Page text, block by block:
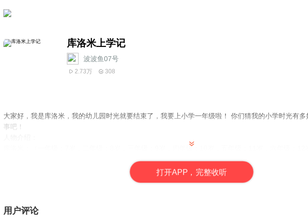
库洛米上学记
波波鱼07号
2.73万 308
大家好，我是库洛米，我的幼儿园时光就要结束了，我要上小学一年级啦！ 你们猜我的小学时光有
事吧！
库洛米：（一年级：7岁，二年级：8岁，三年级：9岁，四年级：10岁，五年级：11岁，六年级：12
蜜，喜欢紫色，学习很好，身材火辣，爱吃咸来，爱吃甜！
库小洛：库洛米的妹妹（按照库洛米是一年级，库小洛不上学 ，库洛米是二年级，库小洛上幼儿园小
岁，）可爱小女生，身材火辣，喜欢粉色，学习很好，爱吃咸来，爱吃甜！
美乐蒂：库洛米的好闺蜜，也是同班同学（库洛米几岁，美乐蒂就几岁）纸尿裤朋友，喜欢粉色，身
打开APP，完整收听
用户评论